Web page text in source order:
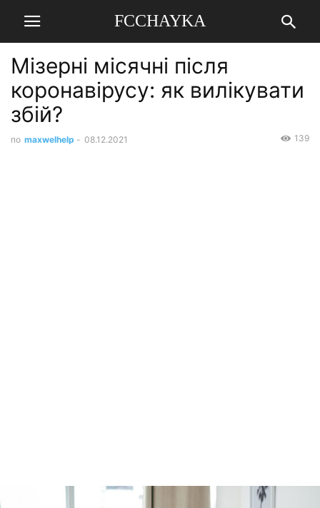
FCCHAYKA
Мізерні місячні після
коронавірусу: як вилікувати
збій?
по maxwelhelp - 08.12.2021 139